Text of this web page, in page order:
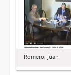
Romero, Juan